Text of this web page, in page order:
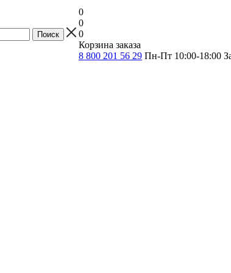
0
0
0
Корзина заказа
8 800 201 56 29 Пн-Пт 10:00-18:00